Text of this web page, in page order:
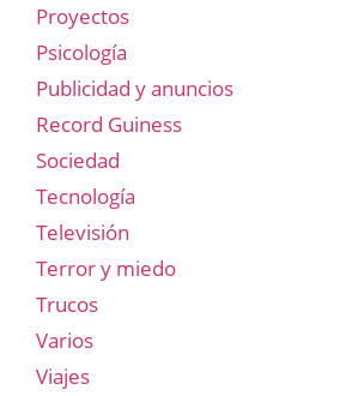
Proyectos
Psicología
Publicidad y anuncios
Record Guiness
Sociedad
Tecnología
Televisión
Terror y miedo
Trucos
Varios
Viajes